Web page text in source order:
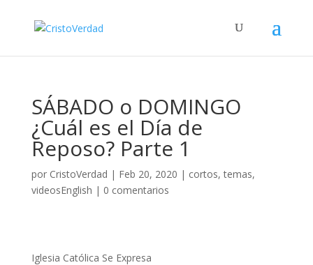
SÁBADO o DOMINGO
¿Cuál es el Día de
Reposo? Parte 1
por CristoVerdad | Feb 20, 2020 | cortos,temas,
videosEnglish | 0 comentarios
Iglesia Católica Se Expresa